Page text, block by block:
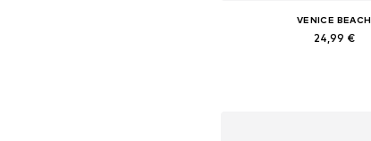
VENICE BEACH
24,99 €